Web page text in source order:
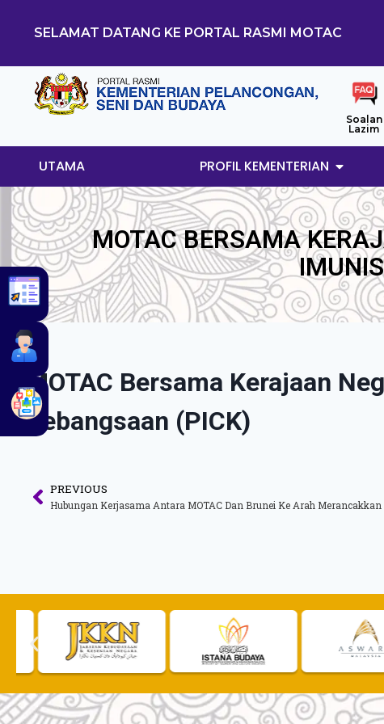
SELAMAT DATANG KE PORTAL RASMI MOTAC
Soalan
Lazim
UTAMA PROFIL KEMENTERIAN
MOTAC BERSAMA
MOTAC Bersama Kerajaan
Kebangsaan (PICK)
PREVIOUS
Hubungan Kerjasama Antara MOTAC Dan Brunei Ke Arah